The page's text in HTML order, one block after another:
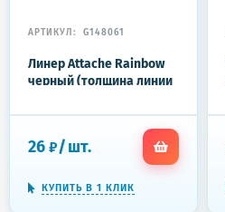
АРТИКУЛ: G148061
Линер Attache Rainbow
черный (толщина линии
26 ₽/шт.
КУПИТЬ В 1 КЛИК